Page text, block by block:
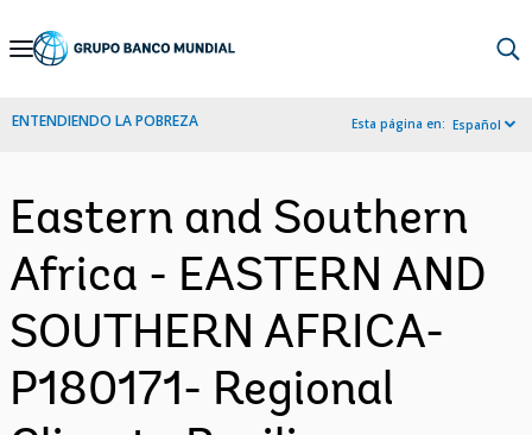
Skip
Navigation
ENTENDIENDO LA POBREZA Esta página en: Español
Eastern and Southern
Africa - EASTERN AND
SOUTHERN AFRICA-
P180171- Regional